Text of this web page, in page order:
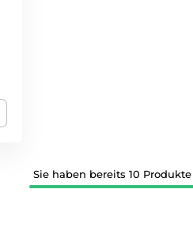
Sie haben bereits 10